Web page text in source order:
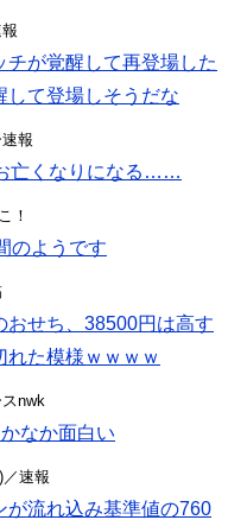
チが覚醒して再登場した
して登場しそうだな
報
亡くなりになる……
！
のようです
おせち、38500円は高す
れた模様ｗｗｗｗ
nwk
なか面白い
速報
が流れ込み基準値の760